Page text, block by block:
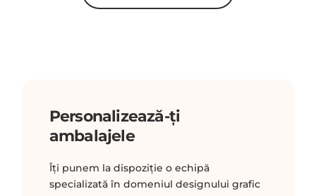
Personalizează-ți
ambalajele
Îți punem la dispoziție o echipă
specializată în domeniul designului grafic